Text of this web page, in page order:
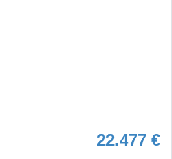
22.477 €